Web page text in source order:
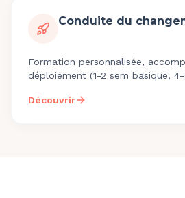
Conduite du
Formation personnalisée,
déploiement (1-2 sem basique,
Découvrir